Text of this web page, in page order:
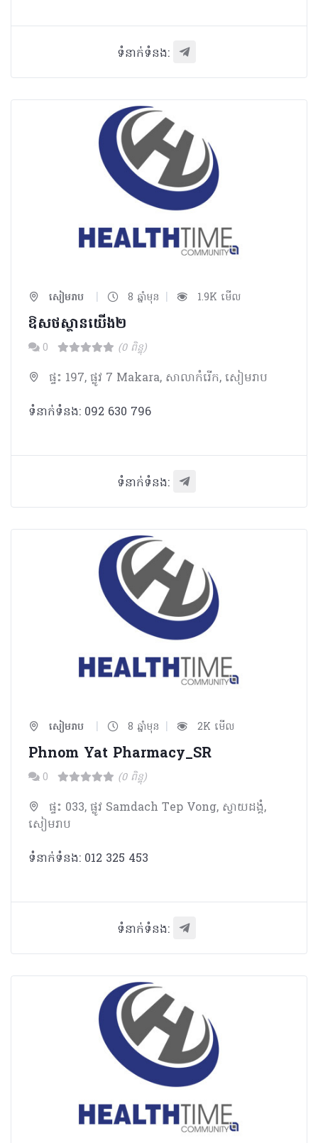
ទំនាក់ទំនង:
សៀមរាប | 8 ឆ្នាំមុន | 1.9K មើល
ឱសថស្ថានយើង២
0 (0 ពិន្ទុ)
ផ្ទះ 197, ផ្លូវ 7 Makara, សាលាកំរើក, សៀមរាប
ទំនាក់ទំនង: 092 630 796
ទំនាក់ទំនង:
សៀមរាប | 8 ឆ្នាំមុន | 2K មើល
Phnom Yat Pharmacy_SR
0 (0 ពិន្ទុ)
ផ្ទះ 033, ផ្លូវ Samdach Tep Vong, ស្វាយដង្គំ,
សៀមរាប
ទំនាក់ទំនង: 012 325 453
ទំនាក់ទំនង: